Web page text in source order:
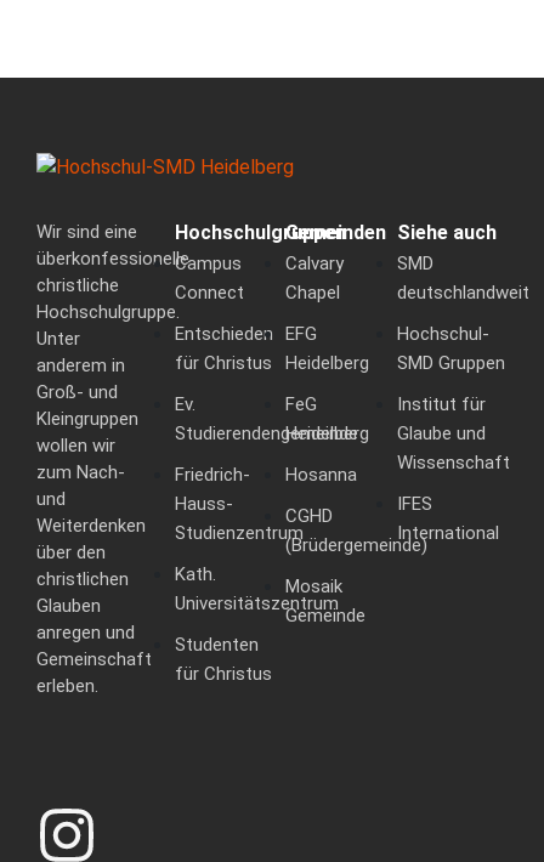
Wir sind eine
überkonfessionelle
christliche
Hochschulgruppe.
Unter
anderem in
Groß- und
Kleingruppen
wollen wir
zum Nach-
und
Weiterdenken
über den
christlichen
Glauben
anregen und
Gemeinschaft
erleben.
Hochschulgruppen
Campus
Connect
Entschieden
für Christus
Ev.
Studierendengemeinde
Friedrich-
Hauss-
Studienzentrum
Kath.
Universitätszentrum
Studenten
für Christus
Gemeinden
Calvary
Chapel
EFG
Heidelberg
FeG
Heidelberg
Hosanna
CGHD
(Brüdergemeinde)
Mosaik
Gemeinde
Siehe auch
SMD
deutschlandweit
Hochschul-
SMD Gruppen
Institut für
Glaube und
Wissenschaft
IFES
International